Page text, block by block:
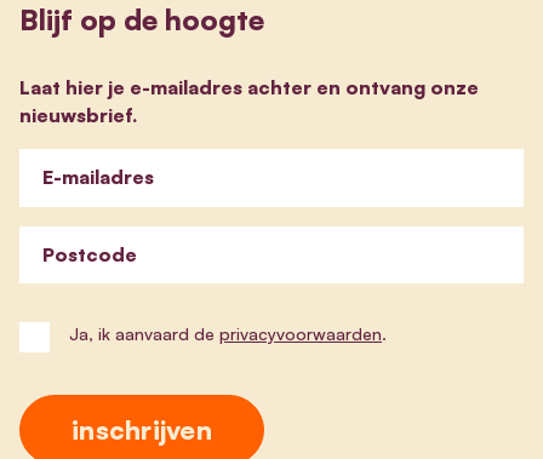
Blijf op de hoogte
Laat hier je e-mailadres achter en ontvang onze
nieuwsbrief.
E-mailadres
Postcode
Ja, ik aanvaard de privacyvoorwaarden.